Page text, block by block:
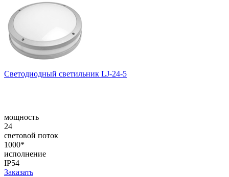
Светодиодный светильник LJ-24-5
мощность
24
световой поток
1000*
исполнение
IP54
Заказать